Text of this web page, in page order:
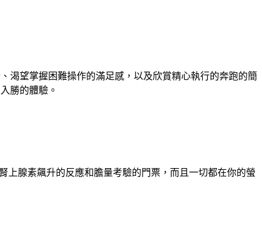
渴望掌握困難操作的滿足感，以及欣賞精心執行的奔跑的簡
勝的體驗。
上腺素飆升的反應和膽量考驗的門票，而且一切都在你的螢